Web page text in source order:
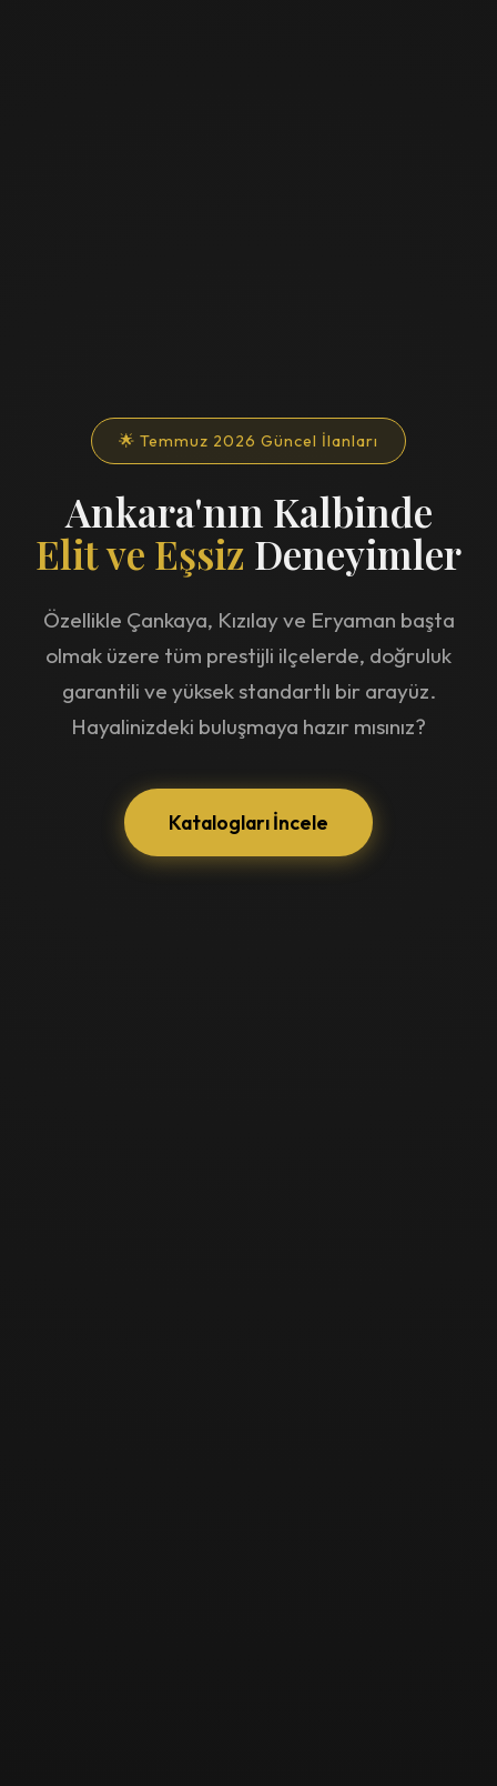
🌟 Temmuz 2026 Güncel İlanları
Ankara'nın Kalbinde
Elit ve Eşsiz Deneyimler
Özellikle Çankaya, Kızılay ve Eryaman başta
olmak üzere tüm prestijli ilçelerde, doğruluk
garantili ve yüksek standartlı bir arayüz.
Hayalinizdeki buluşmaya hazır mısınız?
Katalogları İncele